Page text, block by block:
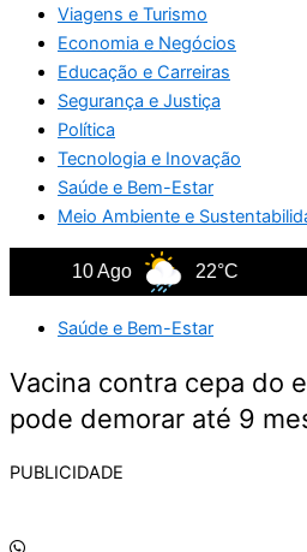
Viagens e Turismo
Economia e Negócios
Educação e Carreiras
Segurança e Justiça
Política
Tecnologia e Inovação
Saúde e Bem-Estar
Meio Ambiente e
10 Ago 22°C
Saúde e Bem-Estar
Vacina contra cepa do
pode demorar até 9
PUBLICIDADE